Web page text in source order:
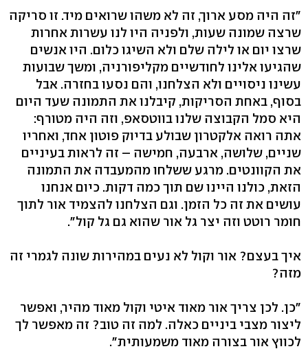
"זה היה מסע ארוך, זה לא משהו שרואים מיד. זו סריקה
שרצה שמונה שעות, ולפניה היו לנו עשרות אחרות
שרצו יום או לילה שלם ולא השיגו כלום. היו אנשים
שהגיעו אלינו לחודשיים מקליפורניה, ומשך שבועות
עשינו ניסויים ולא הצלחנו, והם נסעו בחזרה. אבל
בסוף, באחת הסריקות, קיבלנו את התמונה שעד היום
היא סמל הקבוצה שלנו בווטסאפ, וזה היה מטורף:
אתה רואה אלקטרון שבולע בדיוק פוטון אחד, ואחריו
שניים, שלושה, ארבעה, חמישה – זה לראות בעיניים
את הקוונטים. מרגע ששלחו מהמעבדה את התמונה
הזאת, כולנו היינו שם תוך כמה דקות. כיום אנחנו
עושים את זה כל הזמן. וגם הצלחנו להצמיד אור לתוך
חומר רוטט וזה יצר גל אור שהוא גם גל קול".
איך בעצם? אור וקול לא נעים במהירות שונה לגמרי זה
מזה?
"כן. לכן צריך אור מאוד איטי וקול מאוד מהיר, ואפשר
ליצור מצבי ביניים כאלה. למה זה טוב? זה מאפשר לך
לכווץ אור בצורה מאוד משמעותית".